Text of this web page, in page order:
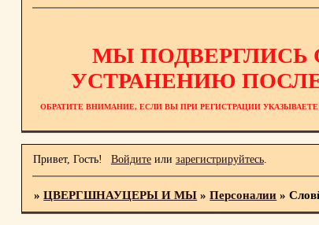
МЫ ПОДВЕРГЛИСЬ
УСТРАНЕНИЮ
ОБРАТИТЕ ВНИМАНИЕ, ЕСЛИ ВЫ ПРИ РЕГИСТРАЦИИ
Привет, Гость! Войдитеили зарегистрируйтесь.
»ЦВЕРГШНАУЦЕРЫ И МЫ »Персоналии »